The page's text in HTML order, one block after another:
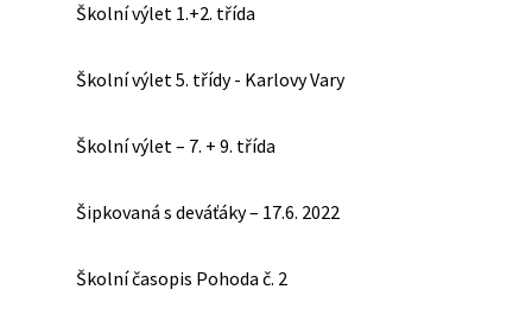
Školní výlet 1.+2. třída
Školní výlet 5. třídy - Karlovy Vary
Školní výlet – 7. + 9. třída
Šipkovaná s deváťáky – 17.6. 2022
Školní časopis Pohoda č. 2